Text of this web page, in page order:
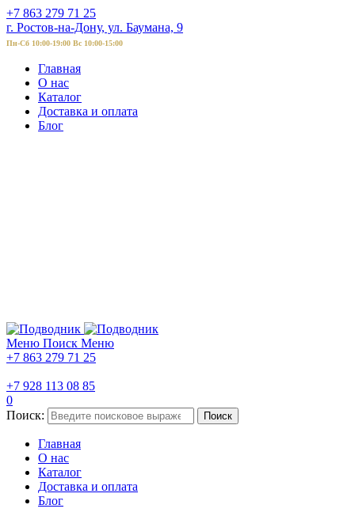
+7 863 279 71 25
г. Ростов-на-Дону, ул. Баумана, 9
Пн-Сб 10:00-19:00 Вс 10:00-15:00
Главная
О нас
Каталог
Доставка и оплата
Блог
Меню Поиск Меню
+7 863 279 71 25
+7 928 113 08 85
0
Поиск:
Поиск
Главная
О нас
Каталог
Доставка и оплата
Блог